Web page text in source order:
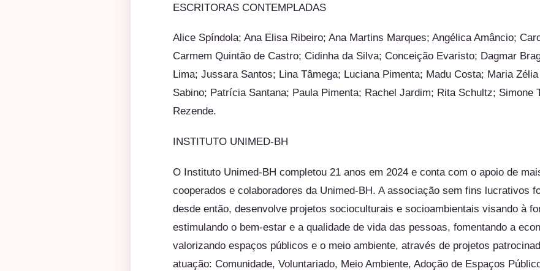
ESCRITORAS CONTEMPLADAS
Alice Spíndola; Ana Elisa Ribeiro; Ana Martins Marques; Angélica Amâncio;
Carmem Quintão de Castro; Cidinha da Silva; Conceição Evaristo; Dagmar
Lima; Jussara Santos; Lina Tâmega; Luciana Pimenta; Madu Costa; Maria
Sabino; Patrícia Santana; Paula Pimenta; Rachel Jardim; Rita Schultz; Simone
Rezende.
INSTITUTO UNIMED-BH
O Instituto Unimed-BH completou 21 anos em 2024 e conta com o apoio de
cooperados e colaboradores da Unimed-BH. A associação sem fins lucrativos
desde então, desenvolve projetos socioculturais e socioambientais visando à
estimulando o bem-estar e a qualidade de vida das pessoas, fomentando a
valorizando espaços públicos e o meio ambiente, através de projetos
atuação: Comunidade, Voluntariado, Meio Ambiente, Adoção de Espaços